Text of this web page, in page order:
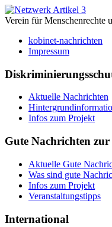
Verein für Menschenrechte
kobinet-nachrichten
Impressum
Aktuelle Nachrichten
Infos zum Projekt
Gute Nachrichten
Aktuelle Gute
Was sind gute
Infos zum Projekt
Veranstaltungstipps
International